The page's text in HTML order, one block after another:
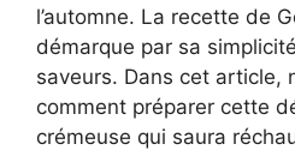
l’automne. La recette de
démarque par sa
saveurs. Dans cet article,
comment préparer cette
crémeuse qui saura